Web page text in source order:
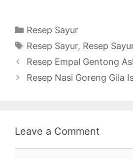
Categories
Resep Sayur
Tags
Resep Sayur, Resep
Resep Empal Gentong
Resep Nasi Goreng Gila
Leave a Comment